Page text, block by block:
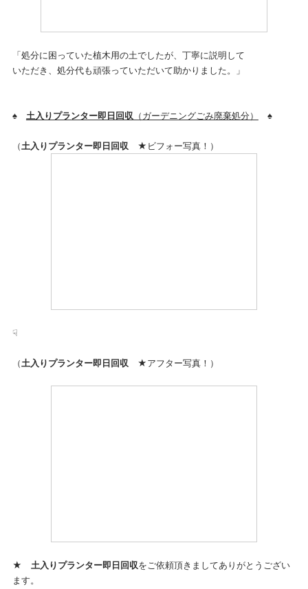
「処分に困っていた植木用の土でしたが、丁寧に説明して
いただき、処分代も頑張っていただいて助かりました。」
♠ 土入りプランター即日回収 （ガーデニングごみ廃棄処分） ♠
（土入りプランター即日回収 ★ビフォー写真！）
☟
（土入りプランター即日回収 ★アフター写真！）
★ 土入りプランター即日回収をご依頼頂きましてありがとうござい
ます。